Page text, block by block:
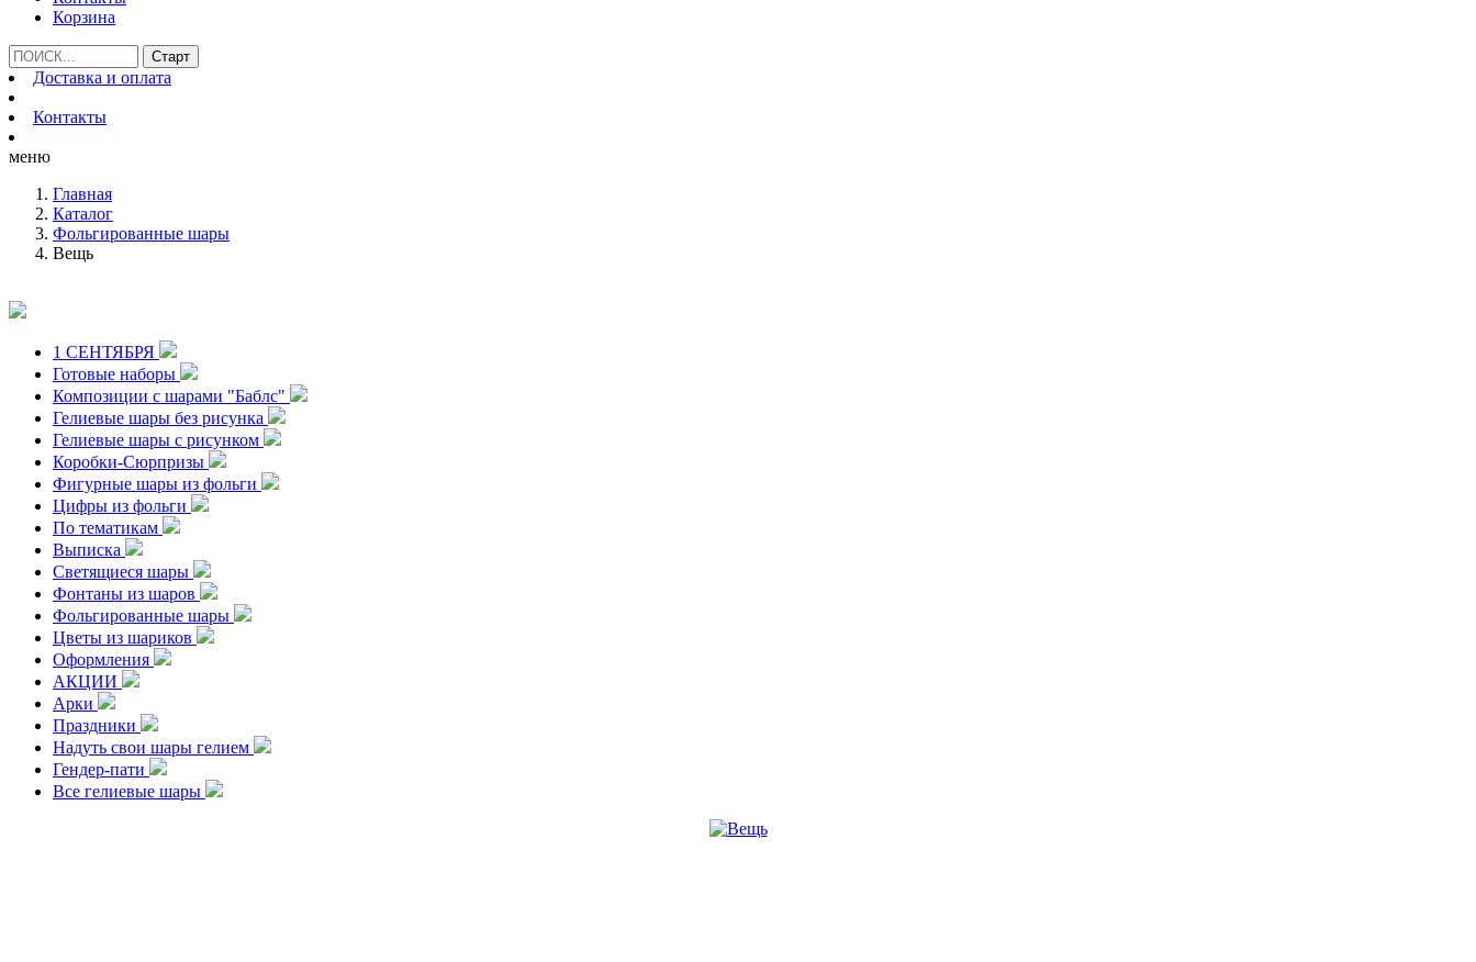
Корзина
Доставка и оплата
Контакты
меню
Главная
Каталог
Фольгированные шары
Вещь
1 СЕНТЯБРЯ
Готовые наборы
Композиции с шарами "Баблс"
Гелиевые шары без рисунка
Гелиевые шары с рисунком
Коробки-Сюрпризы
Фигурные шары из фольги
Цифры из фольги
По тематикам
Выписка
Светящиеся шары
Фонтаны из шаров
Фольгированные шары
Цветы из шариков
Оформления
АКЦИИ
Арки
Праздники
Надуть свои шары гелием
Гендер-пати
Все гелиевые шары